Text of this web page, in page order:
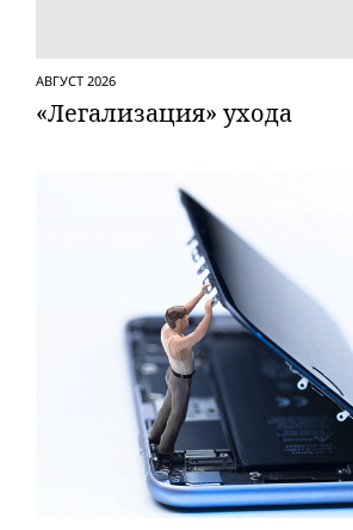
АВГУСТ 2026
«Легализация» ухода